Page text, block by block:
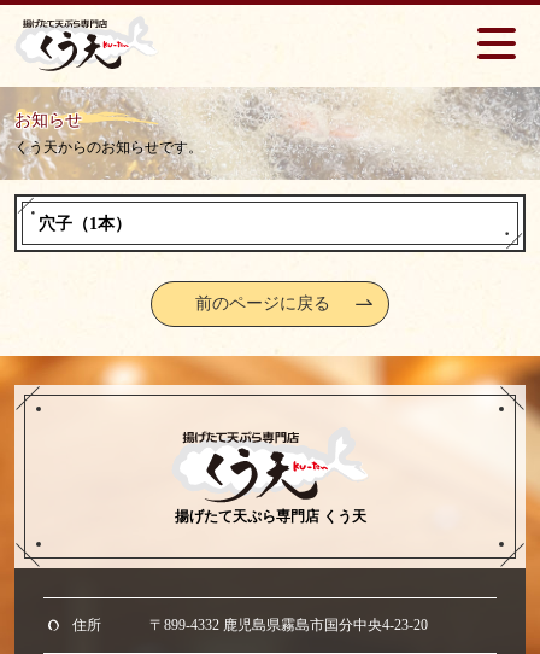
お知らせ
くう天からのお知らせです。
穴子（1本）
前のページに戻る
揚げたて天ぷら専門店 くう天
住所 〒899-4332 鹿児島県霧島市国分中央4-23-20